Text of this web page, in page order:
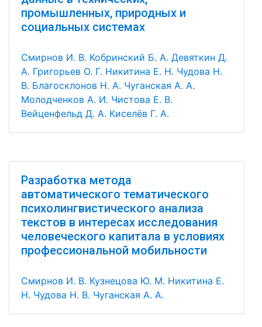
промышленных, природных и
социальных системах
Смирнов И. В. Кобринский Б. А. Девяткин Д.
А. Григорьев О. Г. Никитина Е. Н. Чудова Н.
В. Благосклонов Н. А. Чуганская А. А.
Молодченков А. И. Чистова Е. В.
Вейценфельд Д. А. Киселёв Г. А.
Разработка метода
автоматического тематического
психолингвистического анализа
текстов в интересах исследования
человеческого капитала в условиях
профессиональной мобильности
Смирнов И. В. Кузнецова Ю. М. Никитина Е.
Н. Чудова Н. В. Чуганская А. А.